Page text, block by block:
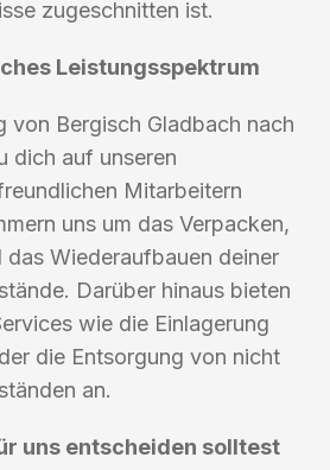
zugeschnitten ist.
Leistungsspektrum
von Bergisch Gladbach nach
dich auf unseren
Mitarbeitern
uns um das Verpacken,
das Wiederaufbauen deiner
Darüber hinaus bieten
wie die Einlagerung
die Entsorgung von nicht
an.
uns entscheiden solltest